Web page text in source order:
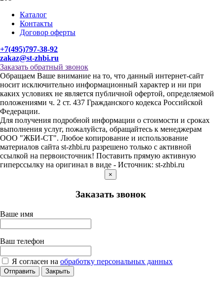
Каталог
Контакты
Договор оферты
+7(495)797-38-92
zakaz@st-zhbi.ru
Заказать обратный звонок
Обращаем Ваше внимание на то, что данный интернет-сайт
носит исключительно информационный характер и ни при
каких условиях не является публичной офертой, определяемой
положениями ч. 2 ст. 437 Гражданского кодекса Российской
Федерации.
Для получения подробной информации о стоимости и сроках
выполнения услуг, пожалуйста, обращайтесь к менеджерам
ООО "ЖБИ-СТ". Любое копирование и использование
материалов сайта st-zhbi.ru разрешено только с активной
ссылкой на первоисточник! Поставить прямую активную
гиперссылку на оригинал в виде - Источник: st-zhbi.ru
×
Заказать звонок
Ваше имя
Ваш телефон
Я согласен на обработку персональных данных
Отправить Закрыть